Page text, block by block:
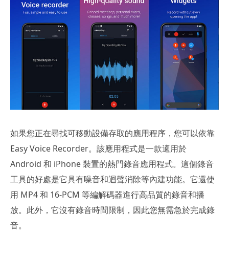
如果您正在尋找可移動設備存取的應用程序，您可以依靠
Easy Voice Recorder。該應用程式是一款適用於
Android 和 iPhone 裝置的熱門錄音應用程式。這個錄音
工具的好處是它具有噪音和迴聲消除等內建功能。它還使
用 MP4 和 16-PCM 等編解碼器進行高品質的錄音和播
放。此外，它沒有錄音時間限制，因此您無需急於完成錄
音。